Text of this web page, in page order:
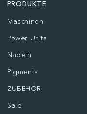
PRODUKTE
Maschinen
Power Units
Nadeln
Pigments
ZUBEHÖR
Sale